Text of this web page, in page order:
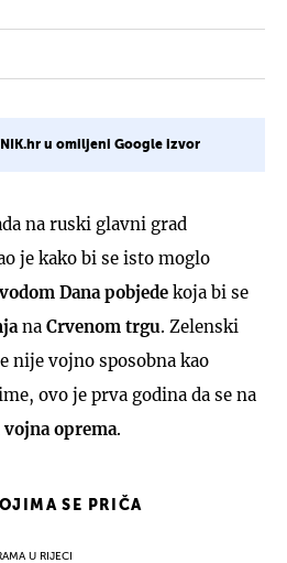
u omiljeni Google izvor
na ruski glavni grad
je kako bi se isto moglo
Dana pobjede koja bi se
na Crvenom trgu. Zelenski
nije vojno sposobna kao
ovo je prva godina da se na
vojna oprema.
SE PRIČA
U RIJECI